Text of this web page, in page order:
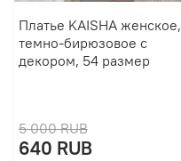
Платье KAISHA женское,
темно-бирюзовое с
декором, 54 размер
5 000 RUB
640 RUB